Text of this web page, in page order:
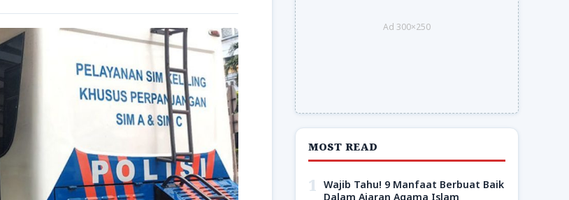
Ad 300×250
MOST READ
1 Wajib Tahu! 9 Manfaat Berbuat Baik
Dalam Ajaran Agama Islam